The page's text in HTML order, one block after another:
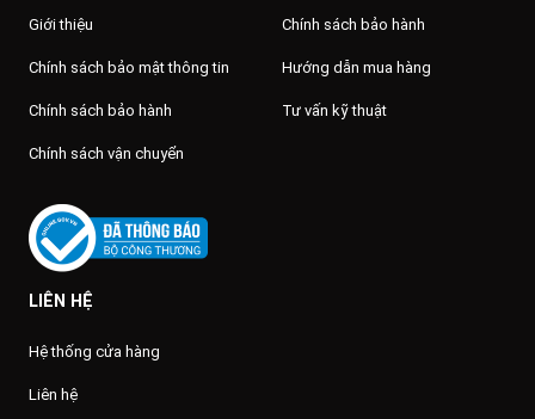
Giới thiệu
Chính sách bảo mật thông tin
Chính sách bảo hành
Chính sách vận chuyển
Chính sách bảo hành
Hướng dẫn mua hàng
Tư vấn kỹ thuật
LIÊN HỆ
Hệ thống cửa hàng
Liên hệ